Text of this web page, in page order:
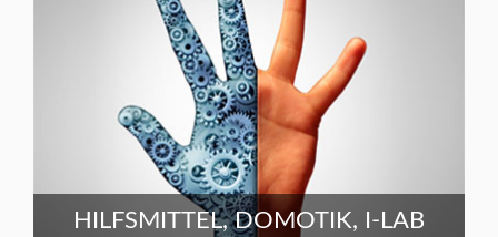
HILFSMITTEL, DOMOTIK, I-LAB